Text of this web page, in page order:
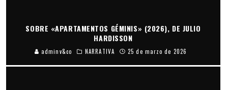
SOBRE «APARTAMENTOS GÉMINIS» (2026), DE JULIO
HARDISSON
adminv&co NARRATIVA 25 de marzo de 2026